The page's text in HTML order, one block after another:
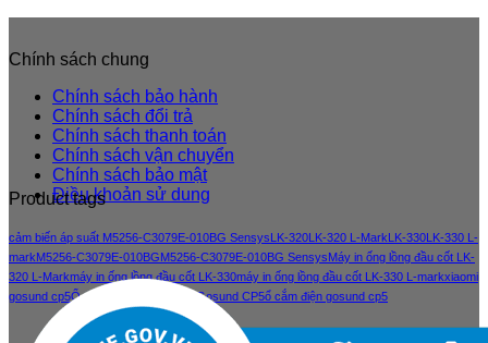
Chính sách chung
Chính sách bảo hành
Chính sách đổi trả
Chính sách thanh toán
Chính sách vận chuyển
Chính sách bảo mật
Điều khoản sử dung
Product tags
cảm biến áp suất M5256-C3079E-010BG SensysLK-320LK-320 L-MarkLK-330LK-330 L-
markM5256-C3079E-010BGM5256-C3079E-010BG SensysMáy in ống lồng đầu cốt LK-
320 L-Markmáy in ống lồng đầu cốt LK-330máy in ống lồng đầu cốt LK-330 L-markxiaomi
gosund cp5Ổ cắm điện thông minh Gosund CP5ổ cắm điện gosund cp5